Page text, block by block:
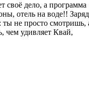
своё дело, а программа
отель на воде!! Заряд
не просто смотришь,
чем удивляет Квай,